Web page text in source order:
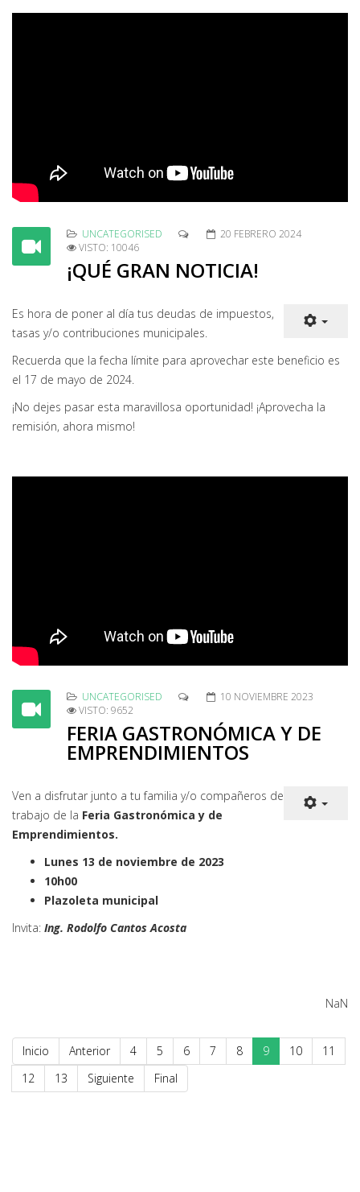
UNCATEGORISED
20 FEBRERO 2024
VISTO: 10046
¡QUÉ GRAN NOTICIA!
Es hora de poner al día tus deudas de impuestos,
tasas y/o contribuciones municipales.
Recuerda que la fecha límite para aprovechar este beneficio es
el 17 de mayo de 2024.
¡No dejes pasar esta maravillosa oportunidad! ¡Aprovecha la
remisión, ahora mismo!
UNCATEGORISED
10 NOVIEMBRE 2023
VISTO: 9652
FERIA GASTRONÓMICA Y DE
EMPRENDIMIENTOS
Ven a disfrutar junto a tu familia y/o compañeros de
trabajo de la Feria Gastronómica y de
Emprendimientos.
Lunes 13 de noviembre de 2023
10h00
Plazoleta municipal
Invita: Ing. Rodolfo Cantos Acosta
NaN
Inicio Anterior 4 5 6 7 8 9 10
11
12
13 Siguiente Final